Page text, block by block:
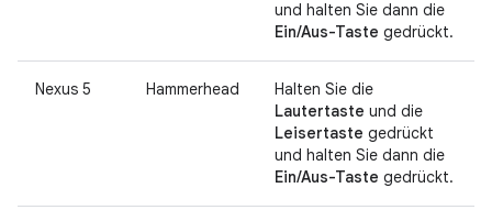
und halten Sie dann die
Ein/Aus-Taste gedrückt.
Nexus 5 Hammerhead
Halten Sie die
Lautertaste und die
Leisertaste gedrückt
und halten Sie dann die
Ein/Aus-Taste gedrückt.